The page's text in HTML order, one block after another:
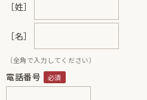
［姓］
［名］
（全角で入力してください）
電話番号